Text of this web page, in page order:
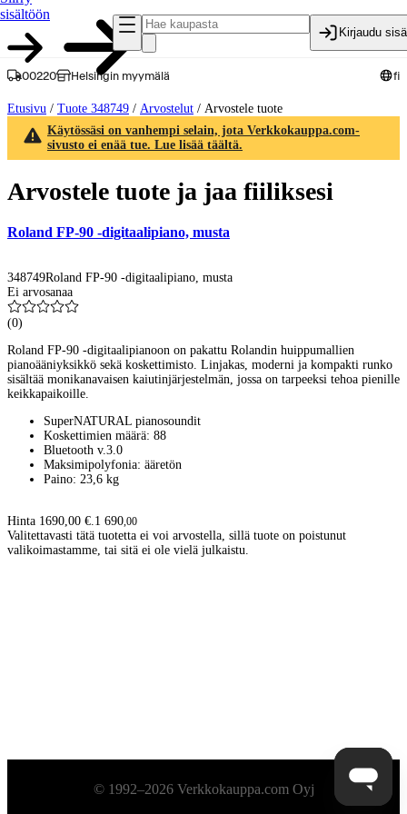
sisältöön
Kirjaudu
00220 Helsingin myymälä fi
Etusivu / Tuote 348749 / Arvostelut / Arvostele tuote
Käytössäsi on vanhempi selain, jota Verkkokauppa.com-
sivusto ei enää tue. Lue lisää täältä.
Arvostele tuote ja jaa fiiliksesi
Roland FP-90 -digitaalipiano, musta
348749Roland FP-90 -digitaalipiano, musta
Ei arvosanaa
(0)
Roland FP-90 -digitaalipianoon on pakattu Rolandin huippumallien
pianoääniyksikkö sekä koskettimisto. Linjakas, moderni ja kompakti runko
sisältää monikanavaisen kaiutinjärjestelmän, jossa on tarpeeksi tehoa pienille
keikkapaikoille.
SuperNATURAL pianosoundit
Koskettimien määrä: 88
Bluetooth v.3.0
Maksimipolyfonia: ääretön
Paino: 23,6 kg
Hinta 1690,00 €. 1 690,00
Valitettavasti tätä tuotetta ei voi arvostella, sillä tuote on poistunut
valikoimastamme, tai sitä ei ole vielä julkaistu.
Alatunniste© 1992–2026 Verkkokauppa.com Oyj